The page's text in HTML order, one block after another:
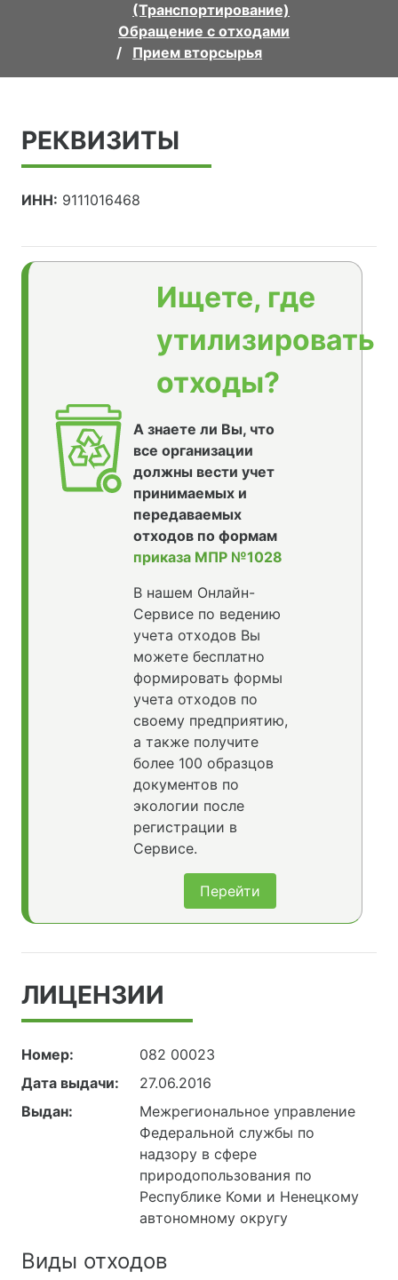
(Транспортирование)
Обращение с отходами
Прием вторсырья
РЕКВИЗИТЫ
ИНН: 9111016468
Ищете, где
утилизировать
отходы?
А знаете ли Вы, что
все организации
должны вести учет
принимаемых и
передаваемых
отходов по формам
приказа МПР №1028
В нашем Онлайн-
Сервисе по ведению
учета отходов Вы
можете бесплатно
формировать формы
учета отходов по
своему предприятию,
а также получите
более 100 образцов
документов по
экологии после
регистрации в
Сервисе.
Перейти
ЛИЦЕНЗИИ
Номер:
082 00023
Дата выдачи:
27.06.2016
Выдан:
Межрегиональное управление
Федеральной службы по
надзору в сфере
природопользования по
Республике Коми и Ненецкому
автономному округу
Виды отходов